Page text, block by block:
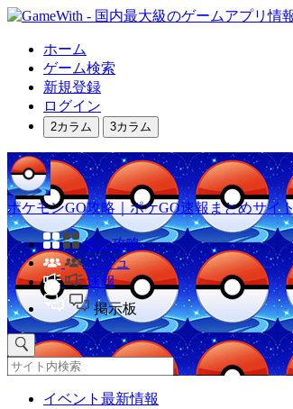
ホーム
ゲーム検索
新規登録
ログイン
2カラム 3カラム
ポケモンGO攻略｜ポケGO速報まとめサイト
他の攻略
コミュ
速報
掲示板
イベント最新情報